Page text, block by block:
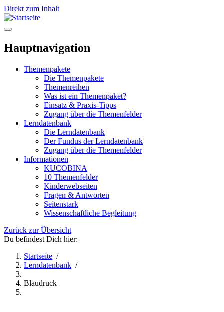
Direkt zum Inhalt
Hauptnavigation
Themenpakete
Die Themenpakete
Themenreihen
Was ist ein Themenpaket?
Einsatz & Praxis-Tipps
Zugang über die Themenfelder
Lerndatenbank
Die Lerndatenbank
Der Fundus der Lerndatenbank
Zugang über die Themenfelder
Informationen
KUCOBINA
10 Themenfelder
Kinderwebseiten
Fragen & Antworten
Seitenstark
Wissenschaftliche Begleitung
Zurück zur Übersicht
Du befindest Dich hier:
Startseite /
Lerndatenbank /
Blaudruck